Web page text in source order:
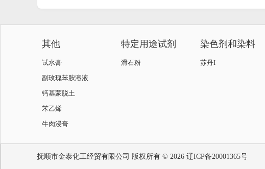
其他
试水膏
副玫瑰苯胺溶液
钙基蒙脱土
苯乙烯
牛肉浸膏
特定用途试剂
滑石粉
染色剂和染料
苏丹I
抚顺市金泰化工经贸有限公司 版权所有 © 2026 辽ICP备20001365号